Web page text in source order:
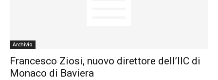
Archivio
Francesco Ziosi, nuovo direttore dell’IIC di
Monaco di Baviera